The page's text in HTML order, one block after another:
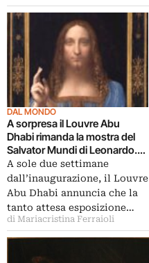
DAL MONDO
A sorpresa il Louvre Abu
Dhabi rimanda la mostra del
Salvator Mundi di Leonardo.
Ignoti i motivi
A sole due settimane
dall’inaugurazione, il Louvre
Abu Dhabi annuncia che la
tanto attesa esposizione…
di Mariacristina Ferraioli